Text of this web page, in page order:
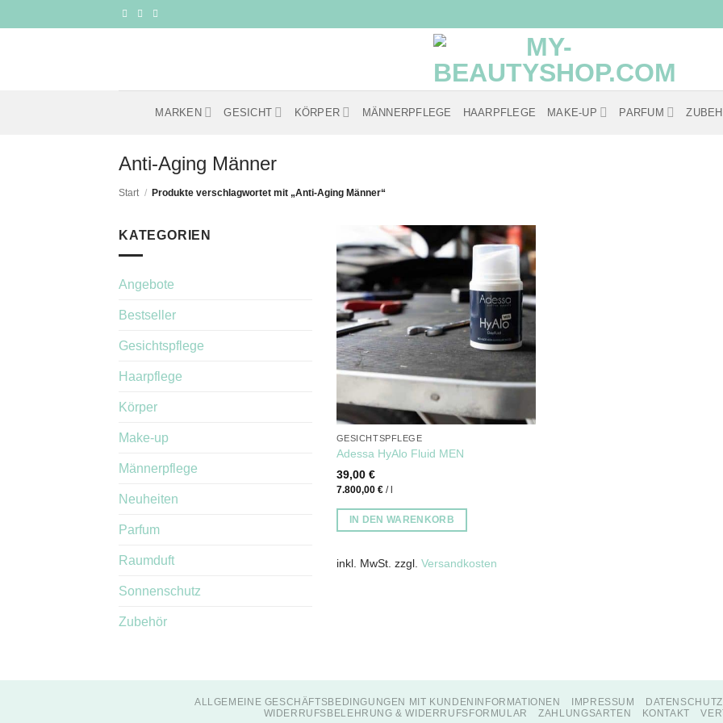
Inhalt
MARKEN GESICHT KÖRPER MÄNNERPFLEGE HAARPFLEGE MAKE-UP PARFUM
Anti-Aging Männer
Start / Produkte verschlagwortet mit „Anti-Aging Männer“
KATEGORIEN
Angebote
Bestseller
Gesichtspflege
Haarpflege
Körper
Make-up
Männerpflege
Neuheiten
Parfum
Raumduft
Sonnenschutz
Zubehör
GESICHTSPFLEGE
Adessa HyAlo Fluid MEN
39,00 €
7.800,00 €/
IN DEN WARENKORB
inkl. MwSt. zzgl. Versandkosten
ALLGEMEINE GESCHÄFTSBEDINGUNGEN MIT KUNDENINFORMATIONEN IMPRESSUM
WIDERRUFSBELEHRUNG & WIDERRUFSFORMULAR
ZAHLUNGSARTEN KONTAKT